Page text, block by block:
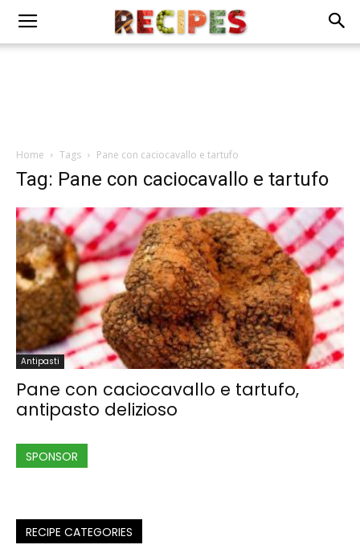
Home Tags Pane con caciocavallo e tartufo
Tag: Pane con caciocavallo e tartufo
Antipasti
Pane con caciocavallo e tartufo,
antipasto delizioso
SPONSOR
RECIPE CATEGORIES